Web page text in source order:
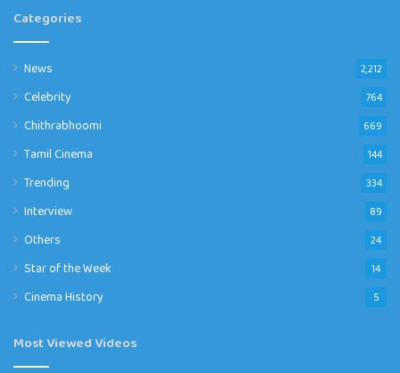
Categories
News 2,212
Celebrity 764
Chithrabhoomi 669
Tamil Cinema 144
Trending 334
Interview 89
Others 24
Star of the Week 14
Cinema History 5
Most Viewed Videos